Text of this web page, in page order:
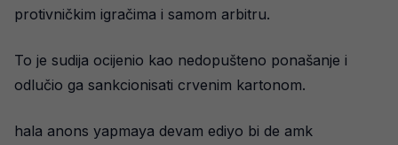
protivničkim igračima i samom arbitru.
To je sudija ocijenio kao nedopušteno ponašanje i
odlučio ga sankcionisati crvenim kartonom.
hala anons yapmaya devam ediyo bi de amk